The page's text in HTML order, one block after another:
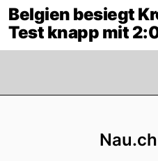
Belgien besiegt
Test knapp mit